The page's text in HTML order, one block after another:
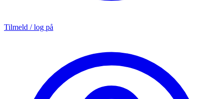
Tilmeld / log på